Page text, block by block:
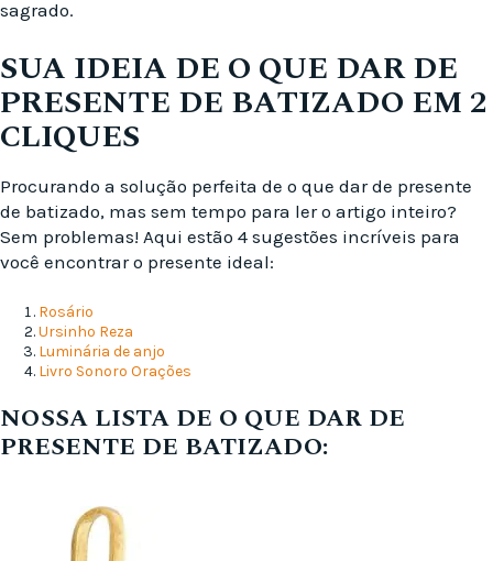
sagrado.
SUA IDEIA DE O QUE DAR DE
PRESENTE DE BATIZADO EM 2
CLIQUES
Procurando a solução perfeita de o que dar de presente
de batizado, mas sem tempo para ler o artigo inteiro?
Sem problemas! Aqui estão 4 sugestões incríveis para
você encontrar o presente ideal:
Rosário
Ursinho Reza
Luminária de anjo
Livro Sonoro Orações
NOSSA LISTA DE O QUE DAR DE
PRESENTE DE BATIZADO: